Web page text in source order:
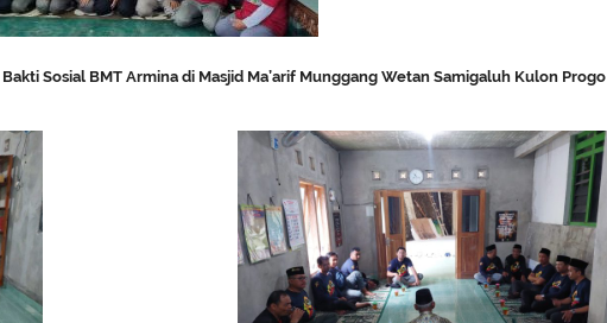
Bakti Sosial BMT Armina di Masjid Ma’arif Munggang Wetan Samigaluh Kulon Progo